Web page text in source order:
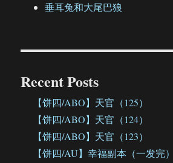
垂耳兔和大尾巴狼
Recent Posts
【饼四/ABO】天官（125）
【饼四/ABO】天官（124）
【饼四/ABO】天官（123）
【饼四/AU】幸福副本（一发完）